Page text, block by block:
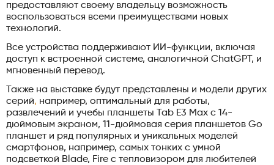
предоставляют своему владельцу возможность
воспользоваться всеми преимуществами новых
технологий.
Все устройства поддерживают ИИ-функции, включая
доступ к встроенной системе, аналогичной ChatGPT, и
мгновенный перевод.
Также на выставке будут представлены и модели других
серий, например, оптимальный для работы,
развлечений и учебы планшеты Tab E3 Maх с 14-
дюймовым экраном, 11-дюймовая серия планшетов Go
планшет и ряд популярных и уникальных моделей
смартфонов, например, самых тонких с умной
подсветкой Blade, Fire с тепловизором для любителей